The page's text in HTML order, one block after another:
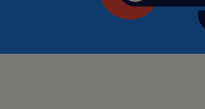
nossos/as consultores/as de